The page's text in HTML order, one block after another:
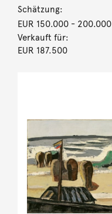
Schätzung:
EUR 150.000- 200.000
Verkauft für:
EUR 187.500